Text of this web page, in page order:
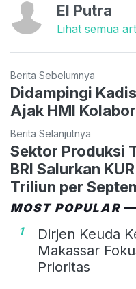
El Putra
Lihat semua
Berita Sebelumnya
Didampingi
Ajak HMI
Berita Selanjutnya
Sektor Produksi
BRI Salurkan
Triliun per
MOST POPULAR
1
Dirjen Keuda
Makassar
Prioritas